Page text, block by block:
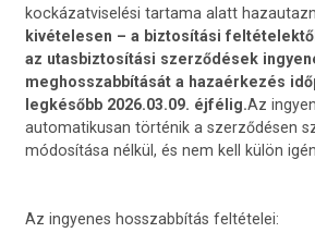
kockázatviselési tartama alatt
kivételesen – a biztosítási
az utasbiztosítási szerződések
meghosszabbítását a hazaérkezés
legkésőbb 2026.03.09. éjfélig.Az
automatikusan történik a szerződésen
módosítása nélkül, és nem kell külön
Az ingyenes hosszabbítás feltételei: